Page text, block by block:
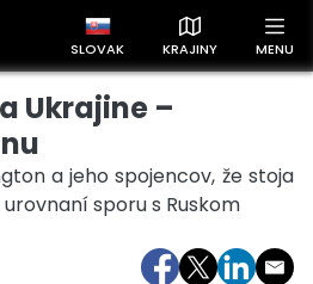
SLOVAK KRAJINY MENU
krajín
podľa krajín a získajte rýchly
Ukrajine –
a jeho spojencov, že stoja
sporu s Ruskom